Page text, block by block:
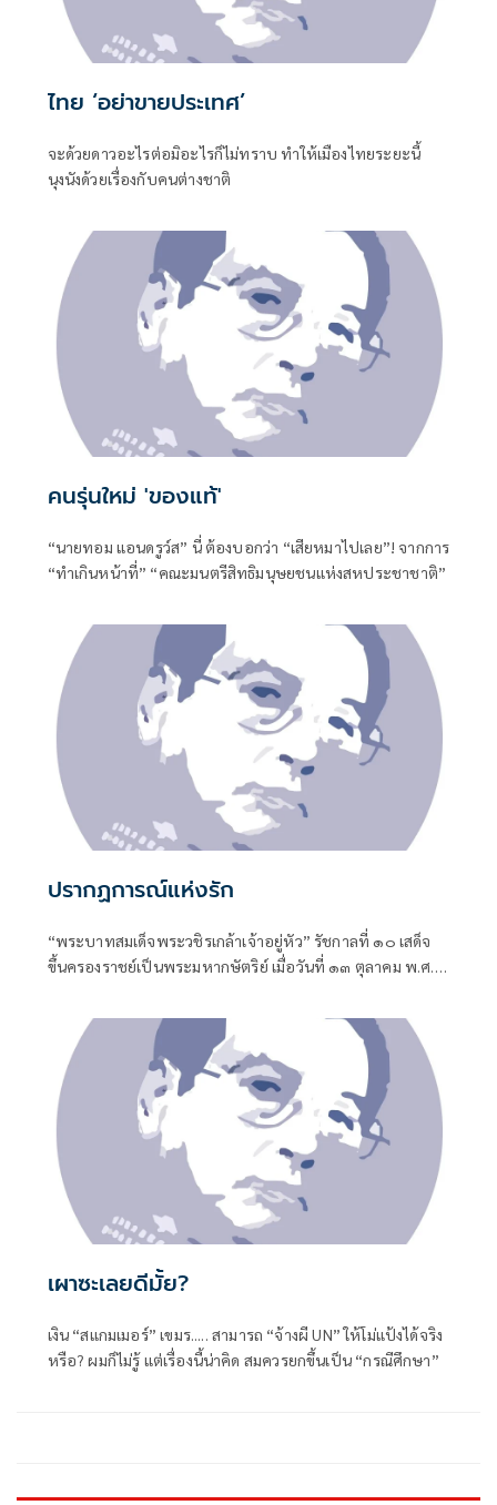
ไทย ‘อย่าขายประเทศ’
จะด้วยดาวอะไรต่อมิอะไรก็ไม่ทราบ ทำให้เมืองไทยระยะนี้
นุงนังด้วยเรื่องกับคนต่างชาติ
คนรุ่นใหม่ 'ของแท้'
“นายทอม แอนดรูว์ส” นี่ ต้องบอกว่า “เสียหมาไปเลย”! จากการ
“ทำเกินหน้าที่” “คณะมนตรีสิทธิมนุษยชนแห่งสหประชาชาติ”
ปรากฏการณ์แห่งรัก
“พระบาทสมเด็จพระวชิรเกล้าเจ้าอยู่หัว” รัชกาลที่ ๑๐ เสด็จ
ขึ้นครองราชย์เป็นพระมหากษัตริย์ เมื่อวันที่ ๑๓ ตุลาคม พ.ศ.
เผาซะเลยดีมั้ย?
เงิน “สแกมเมอร์” เขมร..... สามารถ “จ้างผี UN” ให้โม่แป้งได้จริง
หรือ? ผมก็ไม่รู้ แต่เรื่องนี้น่าคิด สมควรยกขึ้นเป็น “กรณีศึกษา”